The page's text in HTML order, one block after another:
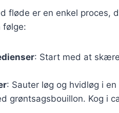
fløde er en enkel proces,
følge:
: Start med at
: Sauter løg og hvidløg i
grøntsagsbouillon. Kog i